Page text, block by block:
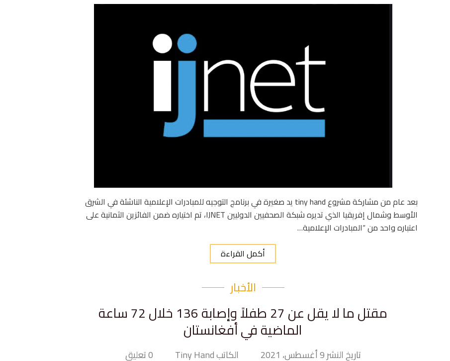
بعد عام من مشاركة مشروع tiny hand يد صغيرة في برنامج التوجيه للمبادرات الإعلامية الناشئة في الشرق
الأوسط وشمال إفريقيا الذي تديره شبكة الصحفيين الدوليين IJNET، تم اختياره ضمن الفائزين الثمانية على
اعتباره واحد من “المبادرات الإعلامية…
أكمل القراءة
الأخبار
مقتل ما لا يقل عن 27 طفلاً وإصابة 136 خلال 72 ساعة
الماضية في أفغانستان
تاريخ النشر 9 أغسطس، 2021 الكاتب Tiny Hand 0 تعليق